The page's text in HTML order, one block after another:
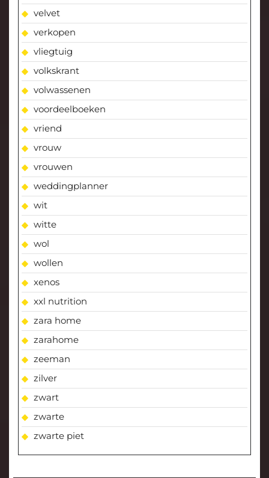
velvet
verkopen
vliegtuig
volkskrant
volwassenen
voordeelboeken
vriend
vrouw
vrouwen
weddingplanner
wit
witte
wol
wollen
xenos
xxl nutrition
zara home
zarahome
zeeman
zilver
zwart
zwarte
zwarte piet